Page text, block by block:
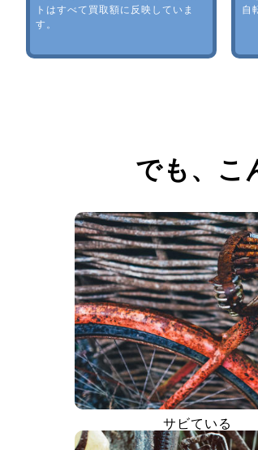
トはすべて買取額に反映していま
す。
自
でも、 こ
サビている